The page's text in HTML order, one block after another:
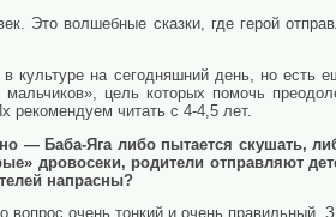
Это волшебные сказки, где герой
культуре на сегодняшний день, но есть
цель которых помочь
читать с 4-4,5 лет.
— Баба-Яга либо пытается скушать,
дровосеки, родители отправляют
напрасны?
очень тонкий и очень правильный.